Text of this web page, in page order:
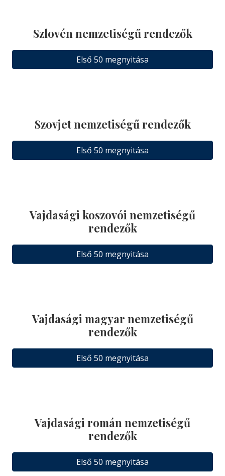
Szlovén nemzetiségű rendezők
Első 50 megnyitása
Szovjet nemzetiségű rendezők
Első 50 megnyitása
Vajdasági koszovói nemzetiségű
rendezők
Első 50 megnyitása
Vajdasági magyar nemzetiségű
rendezők
Első 50 megnyitása
Vajdasági román nemzetiségű
rendezők
Első 50 megnyitása